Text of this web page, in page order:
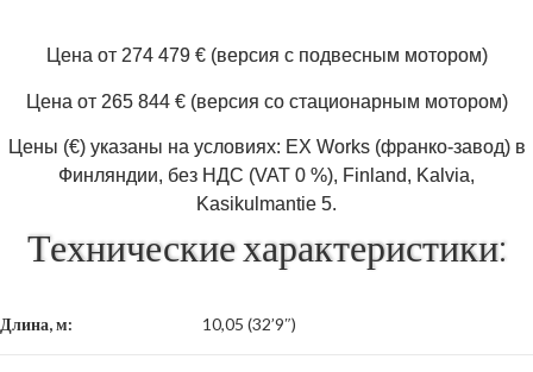
Цена от 274 479 € (версия с подвесным мотором)
Цена от 265 844 € (версия со стационарным мотором)
Цены (€) указаны на условиях: EX Works (франко-завод) в
Финляндии, без НДС (VAT 0 %), Finland, Kalvia,
Kasikulmantie 5.
Технические характеристики:
Длина, м: 10,05 (32’9″)